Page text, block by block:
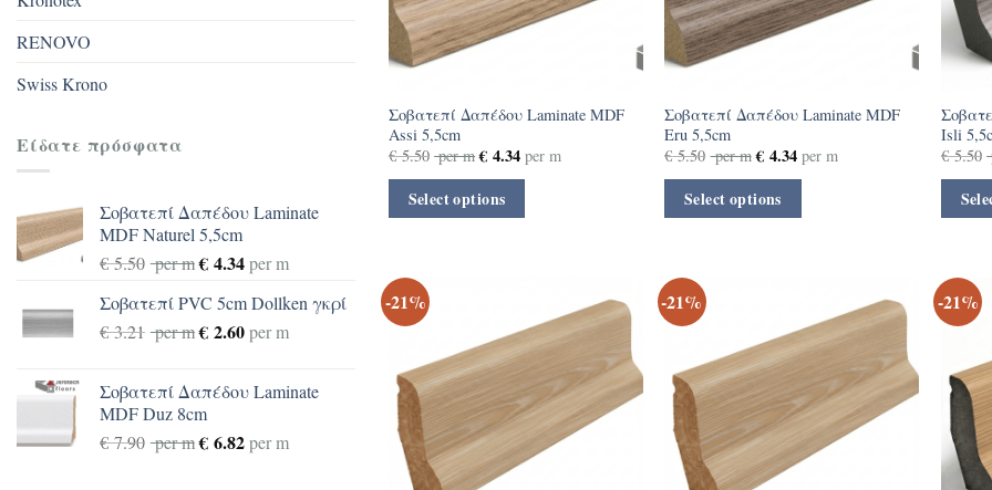
RENOVO
Swiss Krono
Είδατε πρόσφατα
Σοβατεπί Δαπέδου Laminate
MDF Naturel 5,5cm
€5.50 per m€4.34per m
Σοβατεπί PVC 5cm Dollken γκρί
€3.21 per m€2.60per m
Σοβατεπί Δαπέδου Laminate
MDF Duz 8cm
€7.90 per m€6.82per m
Σοβατεπί Δαπέδου Laminate MDF
Assi 5,5cm
€5.50 per m € 4.34 per m
Select options
Σοβατεπί Δαπέδου Laminate MDF
Eru 5,5cm
€5.50 per m €4.34per m
Select options
Isli
€5.50
-21% -21% -21%